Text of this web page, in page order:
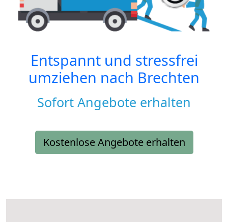
Entspannt und stressfrei
umziehen nach Brechten
Sofort Angebote erhalten
Kostenlose Angebote erhalten